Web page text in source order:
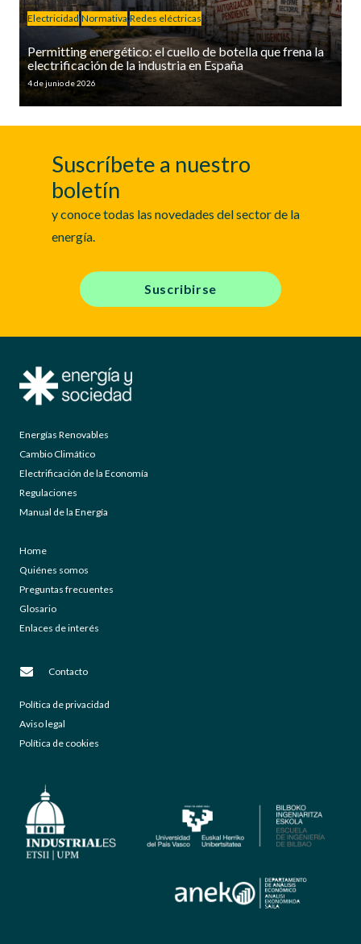
Electricidad Normativa Redes eléctricas
Permitting energético: el cuello de botella que frena la
electrificación de la industria en España
4 de junio de 2026
Suscríbete a nuestro
boletín
y conoce todas las novedades del sector de la
energía.
Suscribirse
Energías Renovables
Cambio Climático
Electrificación de la Economía
Regulaciones
Manual de la Energía
Home
Quiénes somos
Preguntas frecuentes
Glosario
Enlaces de interés
Contacto
Política de privacidad
Aviso legal
Política de cookies